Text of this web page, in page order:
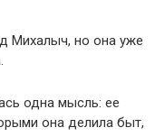
Михалыч, но она уже
одна мысль: ее
она делила быт,